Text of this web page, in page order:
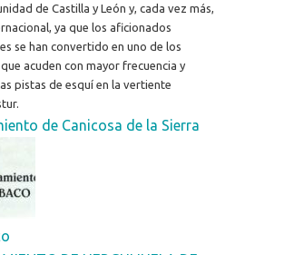
de Castilla y León y, cada vez más,
ya que los aficionados
se han convertido en uno de los
acuden con mayor frecuencia y
pistas de esquí en la vertiente
de Canicosa de la Sierra